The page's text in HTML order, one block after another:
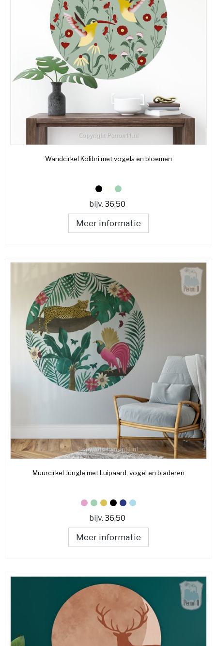
Wandcirkel Kolibri met vogels en bloemen
bijv. 36,50
Meer informatie
Muurcirkel Jungle met Luipaard, vogel en bladeren
bijv. 36,50
Meer informatie